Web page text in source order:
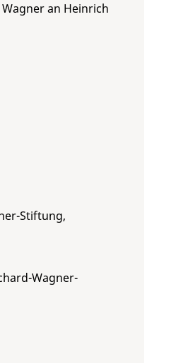
an Heinrich
Stiftung,
Wagner-